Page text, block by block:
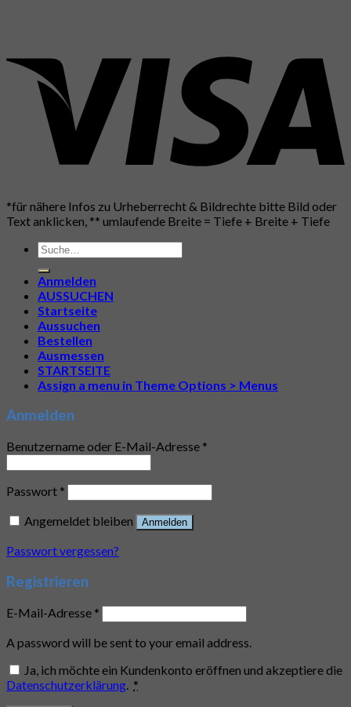
*für nähere Infos zu Urheberrecht & Bildrechte bitte Bild oder
Text anklicken, ** umlaufende Breite = Tiefe + Breite + Tiefe
Suche
nach:
Anmelden
AUSSUCHEN
Startseite
Aussuchen
Bestellen
Ausmessen
STARTSEITE
Assign a menu in Theme Options > Menus
Anmelden
Benutzername oder E-Mail-Adresse *
Passwort *
Angemeldet bleiben
Anmelden
Passwort vergessen?
Registrieren
E-Mail-Adresse *
A password will be sent to your email address.
Ja, ich möchte ein Kundenkonto eröffnen und akzeptiere die
Datenschutzerklärung *